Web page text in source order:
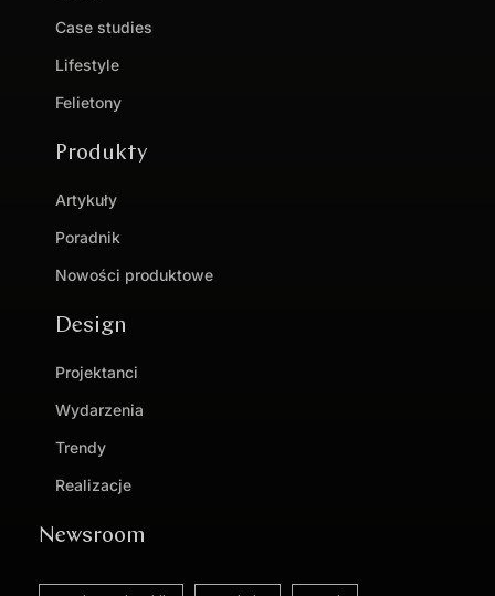
Case studies
Lifestyle
Felietony
Produkty
Artykuły
Poradnik
Nowości produktowe
Design
Projektanci
Wydarzenia
Trendy
Realizacje
Newsroom